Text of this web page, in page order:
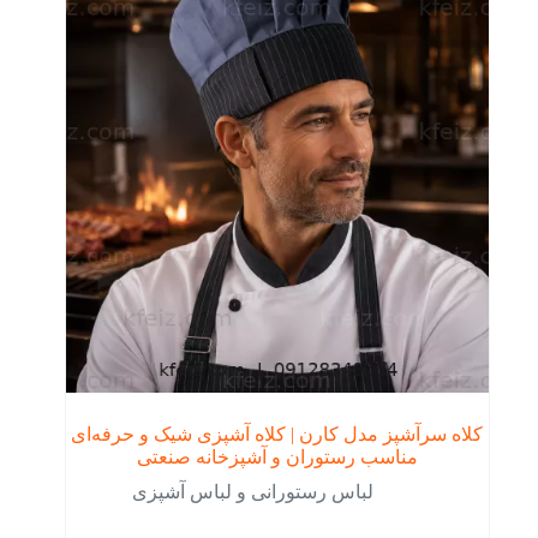
کلاه سرآشپز مدل کارن | کلاه آشپزی شیک و حرفه‌ای
مناسب رستوران و آشپزخانه صنعتی
لباس رستورانی و لباس آشپزی